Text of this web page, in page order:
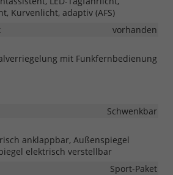
Kurvenlicht, adaptiv (AFS)
vorhanden
mit Funkfernbedienung
Schwenkbar
anklappbar, Außenspiegel
elektrisch verstellbar
Sport-Paket